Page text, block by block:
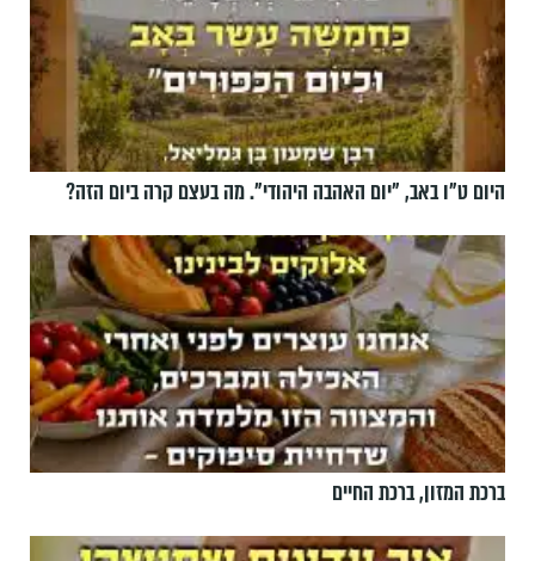
היום ט"ו באב, ”יום האהבה היהודי". מה בעצם קרה ביום הזה?
ברכת המזון, ברכת החיים